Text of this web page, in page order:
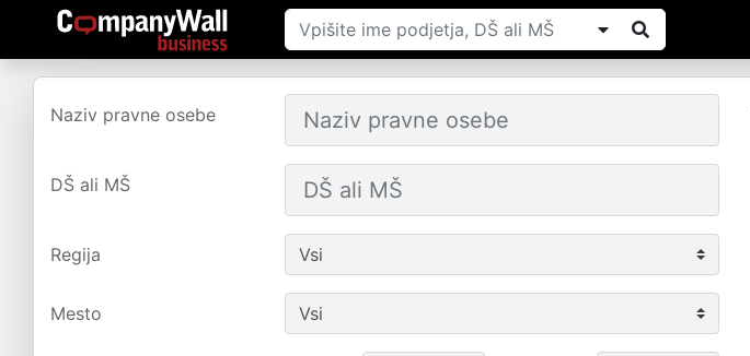
Naziv pravne osebe
DŠ ali MŠ
Regija
Mesto